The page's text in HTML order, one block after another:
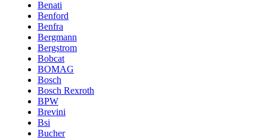
Benati
Benford
Benfra
Bergmann
Bergstrom
Bobcat
BOMAG
Bosch
Bosch Rexroth
BPW
Brevini
Bsi
Bucher